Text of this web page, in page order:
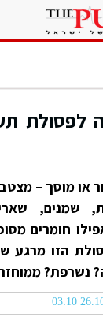
לפסולת
או מוסך –
שמנים,
חומרים
הזו מרגע
נשרפת?